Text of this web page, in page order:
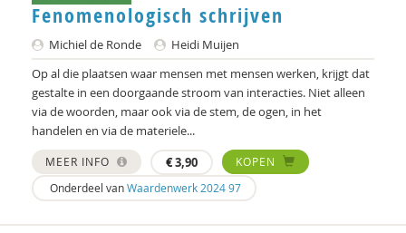
Annelieke Damen
Marjon de Boer-Bruggink
Isolde de Groot
Tryntsje de Groot
Ed de Jonge
Norbert de Kooter
Fenomenologisch schrijven
Michiel de Ronde
Heidi Muijen
Op al die plaatsen waar mensen met mensen werken, krijgt dat
gestalte in een doorgaande stroom van interacties. Niet alleen
via de woorden, maar ook via de stem, de ogen, in het
handelen en via de materiele...
MEER INFO €3,90
KOPEN
Onderdeel vanWaardenwerk 2024 97